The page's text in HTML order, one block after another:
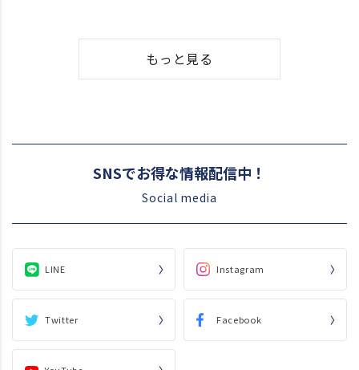
もっと見る
SNSでお得な情報配信中！
Social media
LINE Instagram
Twitter Facebook